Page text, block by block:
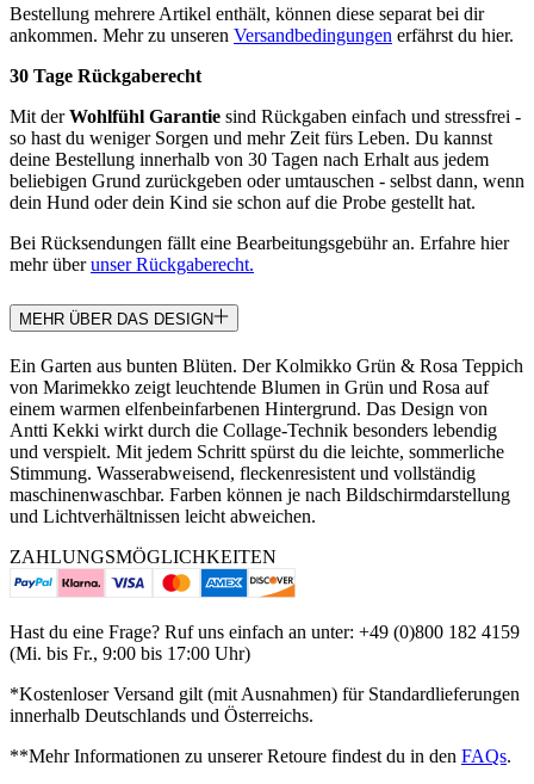
Bestellung mehrere Artikel enthält, können diese separat bei dir
ankommen. Mehr zu unseren Versandbedingungen erfährst du hier.
30 Tage Rückgaberecht
Mit derWohlfühl Garantie sind Rückgaben einfach und stressfrei -
so hast du weniger Sorgen und mehr Zeit fürs Leben. Du kannst
deine Bestellung innerhalb von 30 Tagen nach Erhalt aus jedem
beliebigen Grund zurückgeben oder umtauschen - selbst dann, wenn
dein Hund oder dein Kind sie schon auf die Probe gestellt hat.
Bei Rücksendungen fällt eine Bearbeitungsgebühr an. Erfahre hier
mehr überunser Rückgaberecht.
MEHR ÜBER DAS DESIGN
Ein Garten aus bunten Blüten. Der Kolmikko Grün & Rosa Teppich
von Marimekko zeigt leuchtende Blumen in Grün und Rosa auf
einem warmen elfenbeinfarbenen Hintergrund. Das Design von
Antti Kekki wirkt durch die Collage-Technik besonders lebendig
und verspielt. Mit jedem Schritt spürst du die leichte, sommerliche
Stimmung. Wasserabweisend, fleckenresistent und vollständig
maschinenwaschbar. Farben können je nach Bildschirmdarstellung
und Lichtverhältnissen leicht abweichen.
ZAHLUNGSMÖGLICHKEITEN
Hast du eine Frage? Ruf uns einfach an unter: +49 (0)800 182 4159
(Mi. bis Fr., 9:00 bis 17:00 Uhr)
*Kostenloser Versand gilt (mit Ausnahmen) für Standardlieferungen
innerhalb Deutschlands und Österreichs.
**Mehr Informationen zu unserer Retoure findest du in den FAQs.